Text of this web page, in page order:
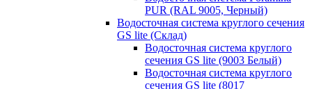
PUR (RAL 9005, Черный)
Водосточная система круглого сечения
GS lite (Склад)
Водосточная система круглого
сечения GS lite (9003 Белый)
Водосточная система круглого
сечения GS lite (8017